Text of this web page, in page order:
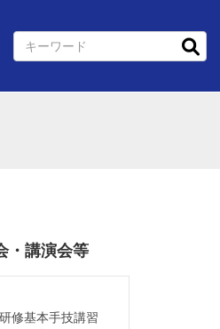
・講演会等
研修基本手技講習